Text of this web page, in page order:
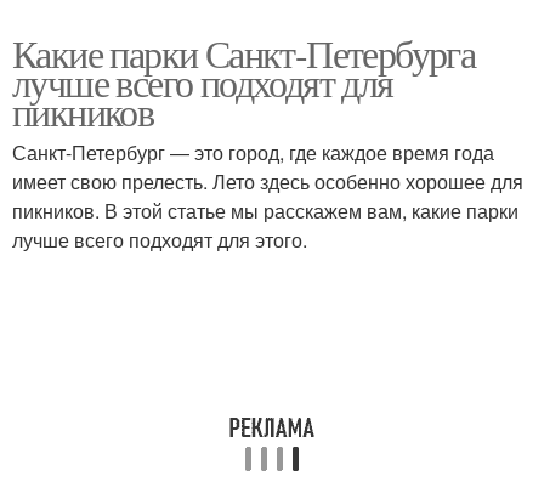
Какие парки Санкт-Петербурга
лучше всего подходят для
пикников
Санкт-Петербург — это город, где каждое время года
имеет свою прелесть. Лето здесь особенно хорошее для
пикников. В этой статье мы расскажем вам, какие парки
лучше всего подходят для этого.